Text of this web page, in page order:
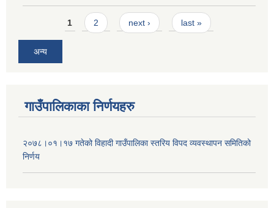
Pages1 2 next › last »
अन्य
गाउँपालिकाका निर्णयहरु
२०७८।०१।१७ गतेको विहादी गाउँपालिका स्तरिय विपद व्यवस्थापन समितिको
निर्णय